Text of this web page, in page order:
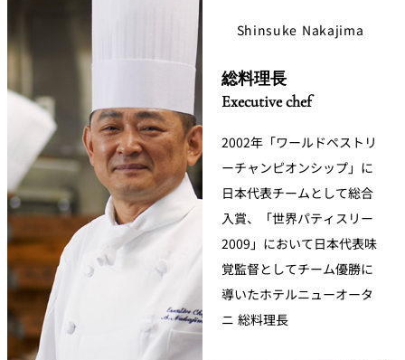
Shinsuke Nakajima
総料理長
Executive chef
2002年「ワールドペストリ
ーチャンピオンシップ」に
日本代表チームとして総合
入賞、「世界パティスリー
2009」において日本代表味
覚監督としてチーム優勝に
導いたホテルニューオータ
ニ 総料理長